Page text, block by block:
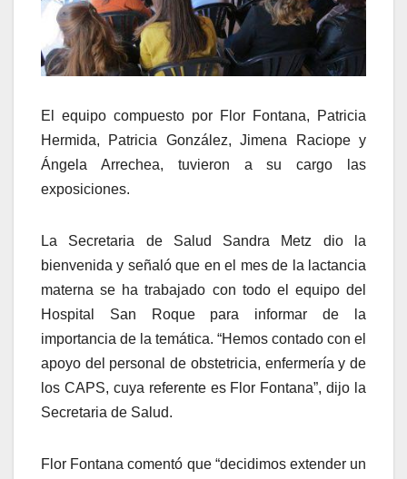
El equipo compuesto por Flor Fontana, Patricia
Hermida, Patricia González, Jimena Raciope y
Ángela Arrechea, tuvieron a su cargo las
exposiciones.
La Secretaria de Salud Sandra Metz dio la
bienvenida y señaló que en el mes de la lactancia
materna se ha trabajado con todo el equipo del
Hospital San Roque para informar de la
importancia de la temática. “Hemos contado con el
apoyo del personal de obstetricia, enfermería y de
los CAPS, cuya referente es Flor Fontana”, dijo la
Secretaria de Salud.
Flor Fontana comentó que “decidimos extender un